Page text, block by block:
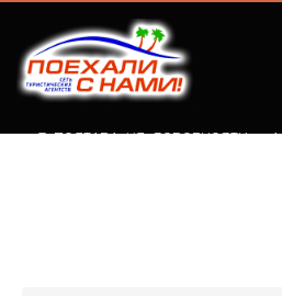
Г. ПОЛТАВА, УЛ. СОБОРНОСТИ, 77А